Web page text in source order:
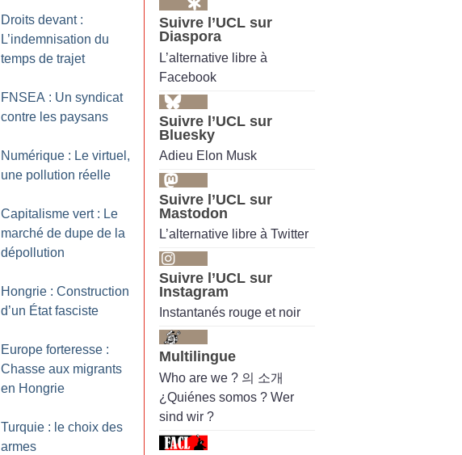
Droits devant :
L’indemnisation du
temps de trajet
FNSEA : Un syndicat
contre les paysans
Numérique : Le virtuel,
une pollution réelle
Capitalisme vert : Le
marché de dupe de la
dépollution
Hongrie : Construction
d’un État fasciste
Europe forteresse :
Chasse aux migrants
en Hongrie
Turquie : le choix des
armes
Suivre l’UCL sur
Diaspora
L’alternative libre à
Facebook
Suivre l’UCL sur
Bluesky
Adieu Elon Musk
Suivre l’UCL sur
Mastodon
L’alternative libre à Twitter
Suivre l’UCL sur
Instagram
Instantanés rouge et noir
Multilingue
Who are we ? 의 소개
¿Quiénes somos ? Wer
sind wir ?